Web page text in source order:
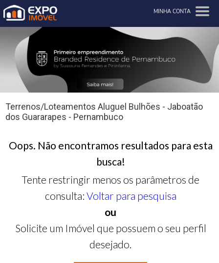
MINHA CONTA
Terrenos/Loteamentos Aluguel Bulhões - Jaboatão
dos Guararapes - Pernambuco
Oops. Não encontramos resultados para esta
busca!
Tente restringir menos os parâmetros de
consulta: Voltar para pesquisa
ou
Solicite um Imóvel que possuem o seu perfil
desejado.